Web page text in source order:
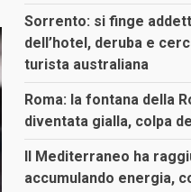
Sorrento: si finge
dell’hotel, deruba e
turista australiana
Roma: la fontana della
diventata gialla, colpa
Il Mediterraneo ha
accumulando energia,